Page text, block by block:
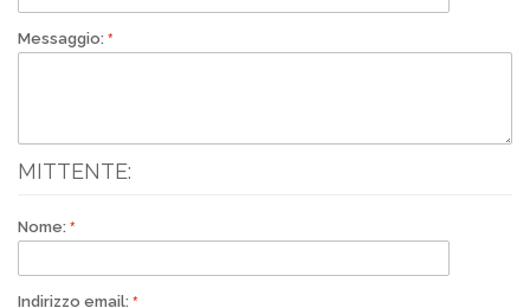
Messaggio:
MITTENTE:
Nome:
Indirizzo email: